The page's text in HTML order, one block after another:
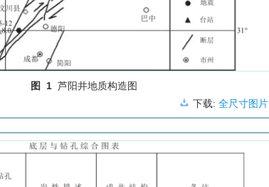
图 1 芦阳井地质构造图
下载:全尺寸图片